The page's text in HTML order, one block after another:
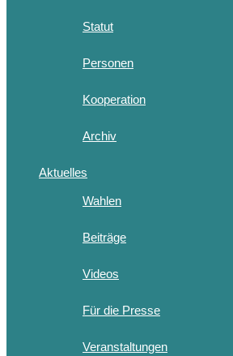
Statut
Personen
Kooperation
Archiv
Aktuelles
Wahlen
Beiträge
Videos
Für die Presse
Veranstaltungen